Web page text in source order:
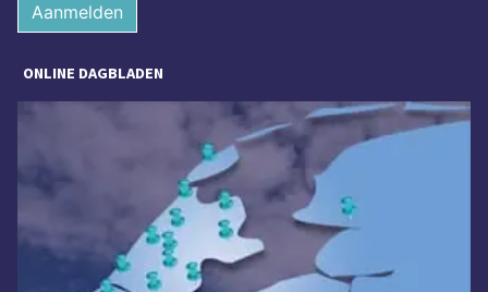
Aanmelden
ONLINE DAGBLADEN